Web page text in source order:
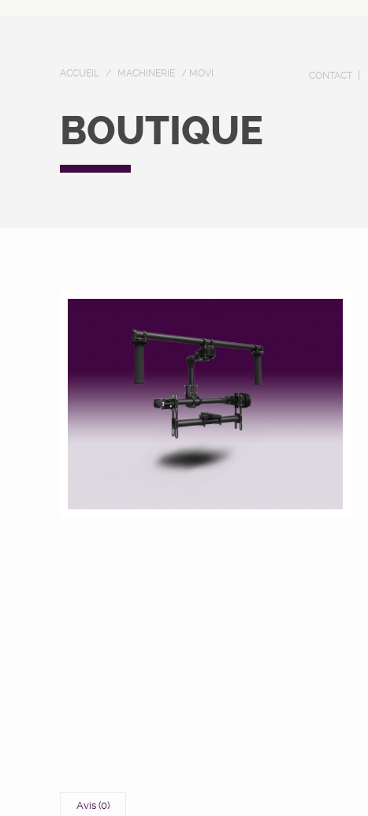
ACCUEIL / MACHINERIE / MOVI CONTACT
BOUTIQUE
Avis (0)